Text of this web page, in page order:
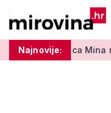
Najnovije:
Mina na tržnici